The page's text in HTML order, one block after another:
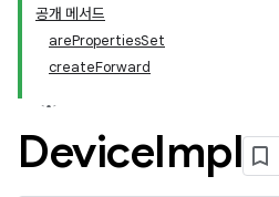
공개 메서드
arePropertiesSet
createForward
DeviceImpl